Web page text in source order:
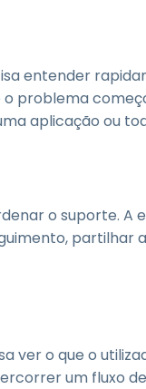
entender
problema
aplicação ou
o suporte. A
partilhar
ver o que o
um fluxo